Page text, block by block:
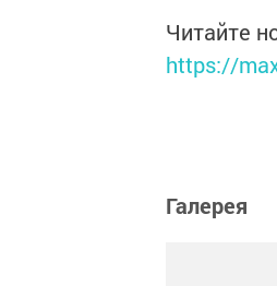
Читайте
https://
Галерея